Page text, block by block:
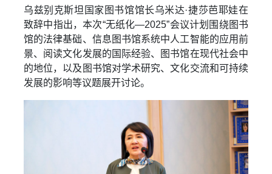
乌兹别克斯坦国家图书馆馆长乌米达·捷莎芭耶娃在
致辞中指出，本次“无纸化—2025”会议计划围绕图书
馆的法律基础、信息图书馆系统中人工智能的应用前
景、阅读文化发展的国际经验、图书馆在现代社会中
的地位，以及图书馆对学术研究、文化交流和可持续
发展的影响等议题展开讨论。